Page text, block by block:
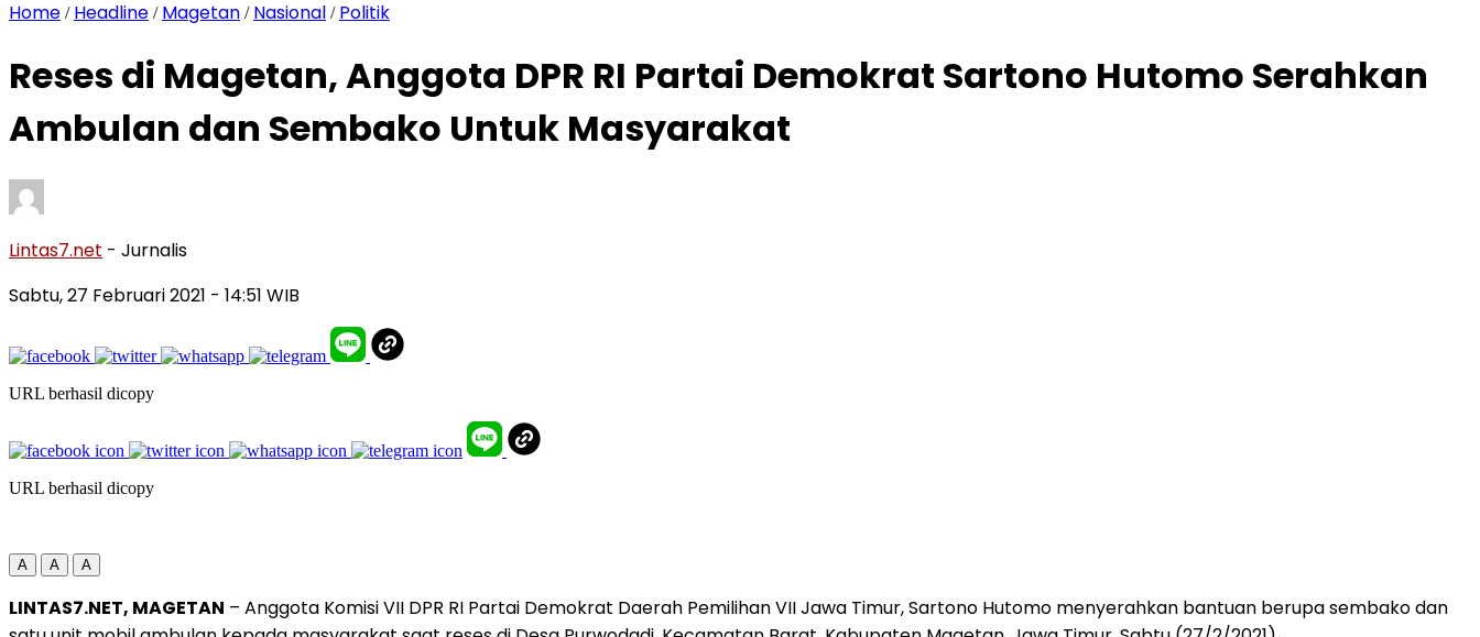
Home / Headline / Magetan / Nasional / Politik
Reses di Magetan, Anggota DPR RI Partai Demokrat Sartono Hutomo Serahkan
Ambulan dan Sembako Untuk Masyarakat
Lintas7.net - Jurnalis
Sabtu, 27 Februari 2021 - 14:51 WIB
URL berhasil dicopy
URL berhasil dicopy
A A A
LINTAS7.NET, MAGETAN – Anggota Komisi VII DPR RI Partai Demokrat Daerah Pemilihan VII Jawa Timur, Sartono Hutomo menyerahkan bantuan berupa sembako dan